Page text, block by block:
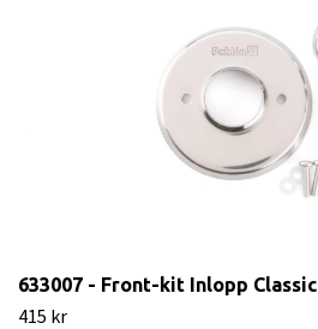
633007 - Front-kit Inlopp Classic
415 kr